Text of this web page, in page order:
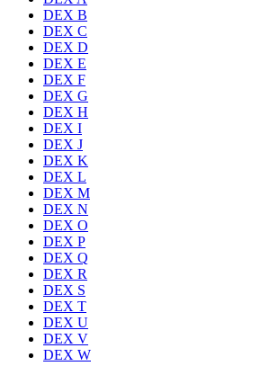
DEX B
DEX C
DEX D
DEX E
DEX F
DEX G
DEX H
DEX I
DEX J
DEX K
DEX L
DEX M
DEX N
DEX O
DEX P
DEX Q
DEX R
DEX S
DEX T
DEX U
DEX V
DEX W